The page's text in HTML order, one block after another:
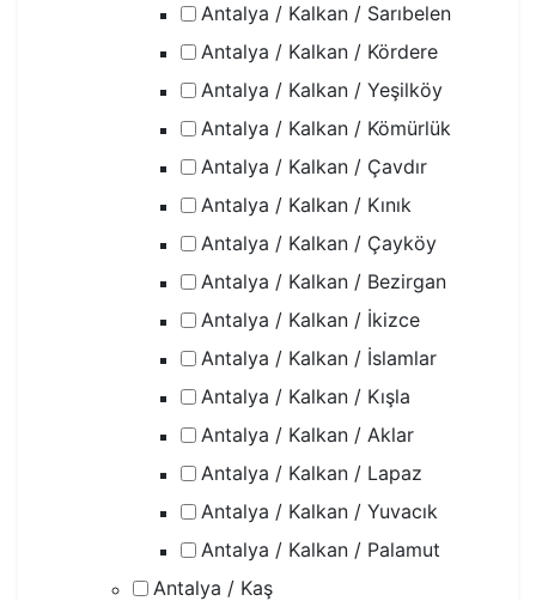
Antalya / Kalkan / Sarıbelen
Antalya / Kalkan / Kördere
Antalya / Kalkan / Yeşilköy
Antalya / Kalkan / Kömürlük
Antalya / Kalkan / Çavdır
Antalya / Kalkan / Kınık
Antalya / Kalkan / Çayköy
Antalya / Kalkan / Bezirgan
Antalya / Kalkan / İkizce
Antalya / Kalkan / İslamlar
Antalya / Kalkan / Kışla
Antalya / Kalkan / Aklar
Antalya / Kalkan / Lapaz
Antalya / Kalkan / Yuvacık
Antalya / Kalkan / Palamut
Antalya / Kaş